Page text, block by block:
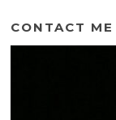
CONTACT ME